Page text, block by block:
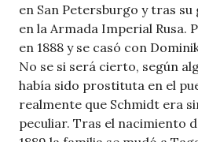
en San Petersburgo y tras
en la Armada Imperial Rusa.
en 1888 y se casó con
No se si será cierto, según
había sido prostituta en el
realmente que Schmidt era
peculiar. Tras el nacimiento